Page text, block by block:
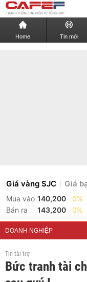
Home Tin mới
Giá vàng SJC Giá
Mua vào 140,200
0%
Bán ra
143,200 0%
DOANH NGHIỆP
Tin tài trợ
Bức tranh tài